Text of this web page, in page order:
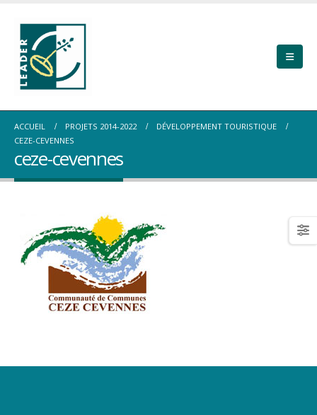
ACCUEIL PROJETS 2014-2022
DÉVELOPPEMENT TOURISTIQUE
CEZE-CEVENNES
ceze-cevennes